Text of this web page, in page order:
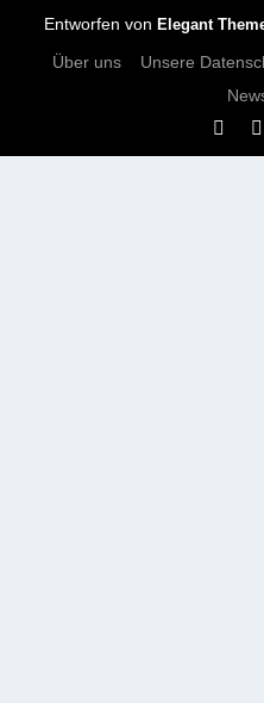
Entworfen von Elegant
Über uns Unsere